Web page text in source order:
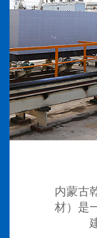
内蒙古
材）是